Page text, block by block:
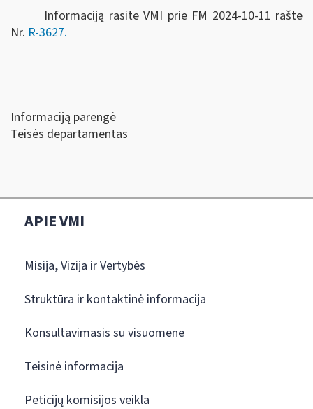
Informaciją rasite VMI prie FM 2024-10-11 rašte
Nr. R-3627.
Informaciją parengė
Teisės departamentas
APIE VMI
Misija, Vizija ir Vertybės
Struktūra ir kontaktinė informacija
Konsultavimasis su visuomene
Teisinė informacija
Peticijų komisijos veikla